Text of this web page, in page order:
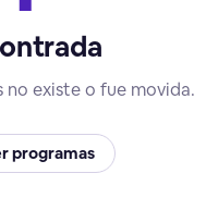
no existe o fue movida.
programas